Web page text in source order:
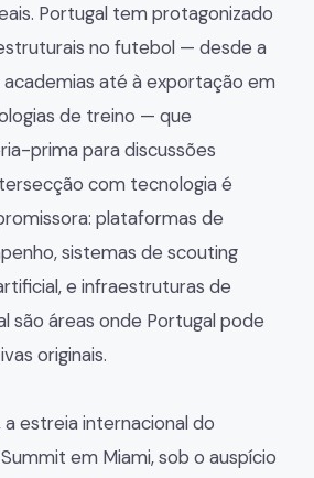
Portugal tem protagonizado
no futebol — desde a
até à exportação em
de treino — que
prima para discussões
com tecnologia é
plataformas de
sistemas de scouting
e infraestruturas de
são áreas onde Portugal pode
originais.
a estreia internacional do
em Miami, sob o auspício